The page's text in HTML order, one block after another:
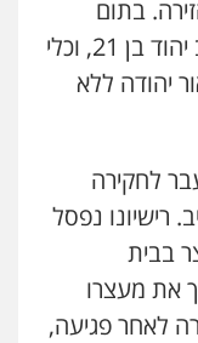
בתום
פעולות רבות אותר החשוד, תושב יהוד בן 21, וכלי
יהודה ללא
לחקירה
רישיונו נפסל
בבית
את מעצרו
לאחר פגיעה,